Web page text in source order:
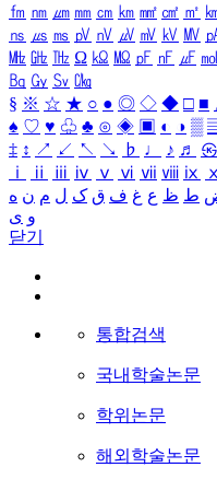
㎙ ㎚ ㎛ ㎜ ㎝ ㎞ ㎟ ㎠ ㎡
㎱ ㎲ ㎳ ㎴ ㎵ ㎶ ㎷ ㎸ ㎹
㎒ ㎓ ㎔ Ω ㏀ ㏁ ㎊ ㎋ ㎌ ㏖
㏃ ㏉ ㏜ ㏆
§ ※ ☆ ★ ○ ● ◎ ◇ ◆ □ ■
♠ ♡ ♥ ♧ ♣ ⊙ ◈ ▣ ◐ ◑ ▒
‡ ↕ ↗ ↙ ↖ ↘ ♭ ♩ ♪ ♬ ㉿
ⅰ
ⅱ ⅲ ⅳ ⅴ ⅵ ⅶ ⅷ ⅸ ⅹ
ط ظ ع غ ف ق ک ل م ن ه
و ی
닫기
통합검색
국내학술논문
학위논문
해외학술논문